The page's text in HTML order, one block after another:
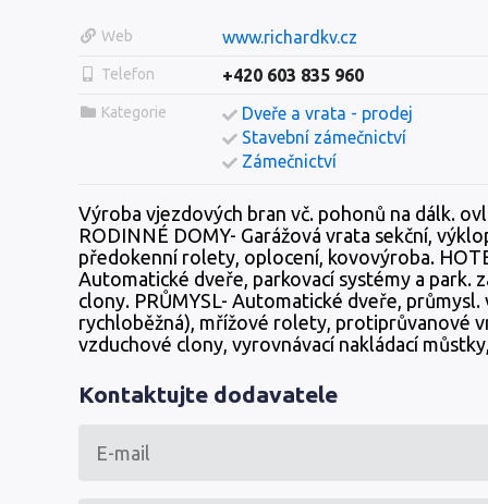
Web www.richardkv.cz
Telefon +420 603 835 960
Kategorie
Dveře a vrata - prodej
Stavební zámečnictví
Zámečnictví
Výroba vjezdových bran vč. pohonů na dálk.
RODINNÉ DOMY- Garážová vrata sekční,
předokenní rolety, oplocení, kovovýroba.
Automatické dveře, parkovací systémy a park.
clony. PRŮMYSL- Automatické dveře,
rychloběžná), mřížové rolety, protiprůvanové
vzduchové clony, vyrovnávací nakládací
Kontaktujte dodavatele